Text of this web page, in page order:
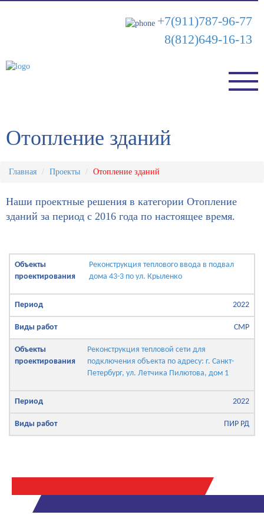
+7(911)787-96-77
8(812)649-16-13
Отопление зданий
Главная Проекты Отопление зданий
Наши проектные решения в категории Отопление
зданий за период с 2016 года по настоящее время.
Реконструкция теплового ввода в подвал
дома 43-3 по ул. Крыленко
2022
СМР
Реконструкция тепловой сети для
подключения объекта по адресу: г. Санкт-
Петербург, ул. Летчика Пилютова, дом 1
2022
ПИР РД